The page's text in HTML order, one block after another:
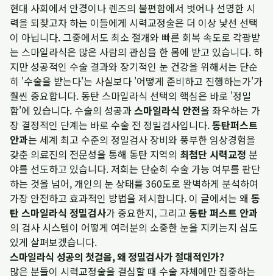
현대 사회에서 안경이나 렌즈의 불편함에서 벗어나 선명한 시
력을 되찾고자 하는 이들에게 시력교정술은 더 이상 낯선 선택
이 아닙니다. 그중에서도 최소 절개와 빠른 회복 속도로 각광받
는 스마일라식은 많은 사람의 관심을 한 몸에 받고 있습니다. 하
지만 성공적인 수술 결과와 장기적인 눈 건강을 위해서는 단순
히 '수술을 받는다'는 사실보다 '어떻게 준비하고 진행하는가'가
훨씬 중요합니다. 동탄 스마일라식 선택의 핵심은 바로 '정밀
함'에 있습니다. 수술의 성공과스마일라식 안전을 좌우하는 가
장 결정적인 단계는 바로 수술 전 정밀검사입니다.동탄퍼스트
안과는 세계 최고 수준의 정밀검사 장비와 풍부한 임상경험을
갖춘 의료진의 전문성을 통해 동탄 지역의 최첨단 시력교정 분
야를 선도하고 있습니다. 저희는 단순히 수술 가능 여부를 판단
하는 것을 넘어, 개인의 눈 상태를 360도로 완벽하게 분석하여
가장 안전하고 효과적인 방법을 제시합니다. 이 글에서는 왜 동
탄 스마일라식 정밀검사가 중요한지, 그리고 동탄 퍼스트 안과
의 검사 시스템이 어떻게 여러분의 소중한 눈을 지키는지 심도
있게 살펴보겠습니다.
스마일라식 성공의 첫걸음, 왜 정밀검사가 절대적인가?
많은 분들이 시력교정술을 결심할 때 수술 자체에만 집중하는